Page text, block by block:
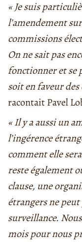
« Je suis
l’amendement
commissions
On ne sait pas
fonctionner et se
soit en faveur
racontait Pavel
« Il y a aussi un
l’ingérence
comment elle
reste également
clause, une
étrangers ne
surveillance.
mois pour nous